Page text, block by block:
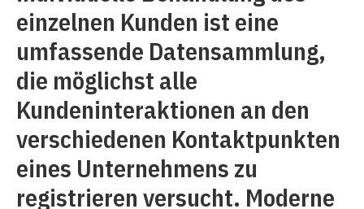
einzelnen Kunden ist eine
umfassende Datensammlung,
die möglichst alle
Kundeninteraktionen an den
verschiedenen Kontaktpunkten
eines Unternehmens zu
registrieren versucht. Moderne